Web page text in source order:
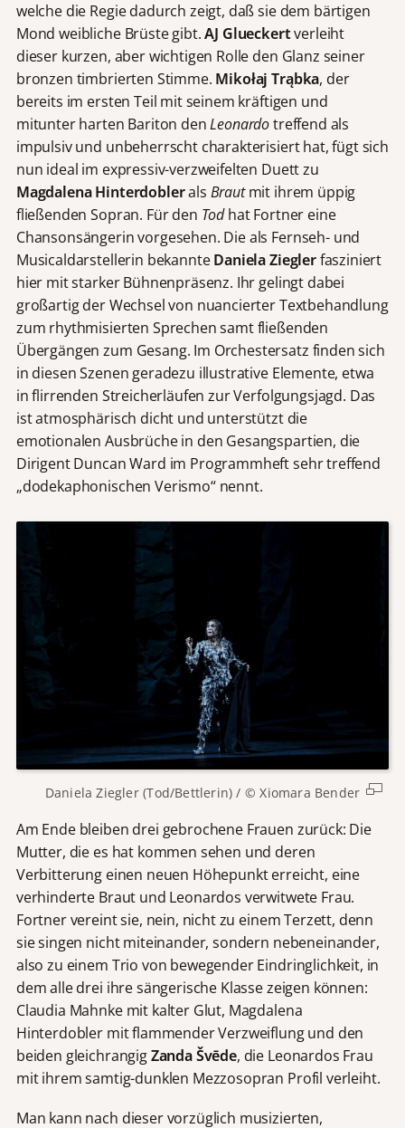
welche die Regie dadurch zeigt, daß sie dem bärtigen
Mond weibliche Brüste gibt.AJ Glueckertverleiht
dieser kurzen, aber wichtigen Rolle den Glanz seiner
bronzen timbrierten Stimme. Mikołaj Trąbka, der
bereits im ersten Teil mit seinem kräftigen und
mitunter harten Bariton denLeonardotreffend als
impulsiv und unbeherrscht charakterisiert hat, fügt sich
nun ideal im expressiv-verzweifelten Duett zu
Magdalena Hinterdoblerals Brautmit ihrem üppig
fließenden Sopran. Für den Todhat Fortner eine
Chansonsängerin vorgesehen. Die als Fernseh- und
Musicaldarstellerin bekannteDaniela Zieglerfasziniert
hier mit starker Bühnenpräsenz. Ihr gelingt dabei
großartig der Wechsel von nuancierter Textbehandlung
zum rhythmisierten Sprechen samt fließenden
Übergängen zum Gesang. Im Orchestersatz finden sich
in diesen Szenen geradezu illustrative Elemente, etwa
in flirrenden Streicherläufen zur Verfolgungsjagd. Das
ist atmosphärisch dicht und unterstützt die
emotionalen Ausbrüche in den Gesangspartien, die
Dirigent Duncan Ward im Programmheft sehr treffend
„dodekaphonischen Verismo“ nennt.
Daniela Ziegler (Tod/Bettlerin) / © Xiomara Bender
Am Ende bleiben drei gebrochene Frauen zurück: Die
Mutter, die es hat kommen sehen und deren
Verbitterung einen neuen Höhepunkt erreicht, eine
verhinderte Braut und Leonardos verwitwete Frau.
Fortner vereint sie, nein, nicht zu einem Terzett, denn
sie singen nicht miteinander, sondern nebeneinander,
also zu einem Trio von bewegender Eindringlichkeit, in
dem alle drei ihre sängerische Klasse zeigen können:
Claudia Mahnke mit kalter Glut, Magdalena
Hinterdobler mit flammender Verzweiflung und den
beiden gleichrangigZanda Švēde, die Leonardos Frau
mit ihrem samtig-dunklen Mezzosopran Profil verleiht.
Man kann nach dieser vorzüglich musizierten,